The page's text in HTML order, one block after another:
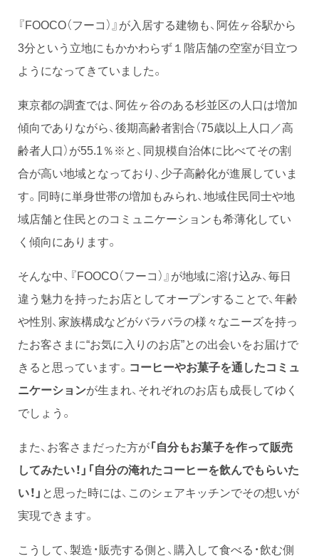
『FOOCO（フーコ）』が入居する建物も、阿佐ヶ谷駅から
3分という立地にもかかわらず１階店舗の空室が目立つ
ようになってきていました。
東京都の調査では、阿佐ヶ谷のある杉並区の人口は増加
傾向でありながら、後期高齢者割合（75歳以上人口／高
齢者人口）が55.1％※と、同規模自治体に比べてその割
合が高い地域となっており、少子高齢化が進展していま
す。同時に単身世帯の増加もみられ、地域住民同士や地
域店舗と住民とのコミュニケーションも希薄化してい
く傾向にあります。
そんな中、『FOOCO（フーコ）』が地域に溶け込み、毎日
違う魅力を持ったお店としてオープンすることで、年齢
や性別、家族構成などがバラバラの様々なニーズを持っ
たお客さまに“お気に入りのお店”との出会いをお届けで
きると思っています。 コーヒーやお菓子を通したコミュ
ニケーションが生まれ、それぞれのお店も成長してゆく
でしょう。
また、お客さまだった方が「自分もお菓子を作って販売
してみたい！」「自分の淹れたコーヒーを飲んでもらいた
い！」 と思った時には、このシェアキッチンでその想いが
実現できます。
こうして、製造・販売する側と、購入して食べる・飲む側